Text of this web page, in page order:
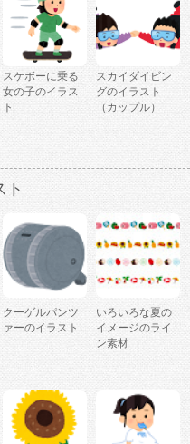
スケボーに乗る
女の子のイラス
ト
スカイダイビン
グのイラスト
（カップル）
ト
クーゲルパンツ
ァーのイラスト
いろいろな夏の
イメージのライ
ン素材